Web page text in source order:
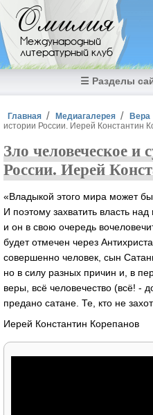
Перейти к основному содержанию
Омилия
Международный
литературный клуб
☰ Разделы
Вы здесь
Главная Медиагалерея Вера
истории России. Иерей Константин
Зло человеческое
России. Иерей
«Владыкой этого мира может
И поэтому захватить власть
и он в свою очередь
будет отмечен через
совершенно человек, сын
но в силу разных причин и, в
веры, всё человечество (всё! -
предано сатане. Те, кто не
Иерей Константин Корепанов